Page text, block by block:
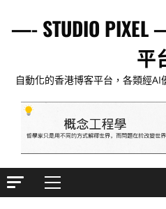
—- STUDIO
平
自動化的香港博客平台，各類經
Primary